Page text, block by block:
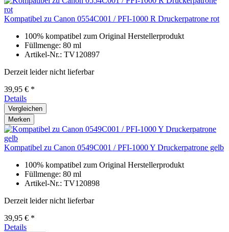
Kompatibel zu Canon 0554C001 / PFI-1000 R Druckerpatrone rot
100% kompatibel zum Original Herstellerprodukt
Füllmenge: 80 ml
Artikel-Nr.: TV120897
Derzeit leider nicht lieferbar
39,95 € *
Details
Vergleichen
Merken
Kompatibel zu Canon 0549C001 / PFI-1000 Y Druckerpatrone gelb
100% kompatibel zum Original Herstellerprodukt
Füllmenge: 80 ml
Artikel-Nr.: TV120898
Derzeit leider nicht lieferbar
39,95 € *
Details